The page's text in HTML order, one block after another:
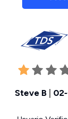
Steve B